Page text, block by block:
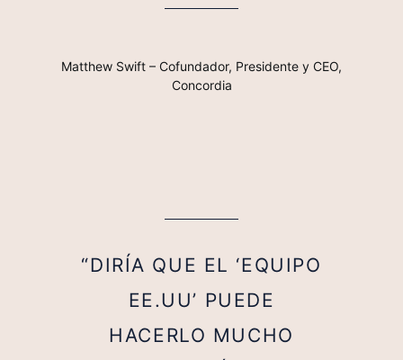
Matthew Swift – Cofundador, Presidente y CEO,
Concordia
“DIRÍA QUE EL ‘EQUIPO
EE.UU’ PUEDE
HACERLO MUCHO